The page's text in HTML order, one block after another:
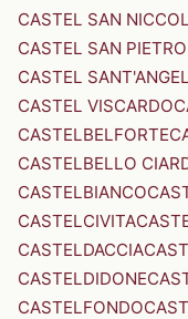
CASTEL SAN
CASTEL SAN
CASTEL
CASTEL VISCARDO
CASTELBELFORTE
CASTELBELLO
CASTELBIANCO
CASTELCIVITA
CASTELDACCIA
CASTELDIDONE
CASTELFONDO